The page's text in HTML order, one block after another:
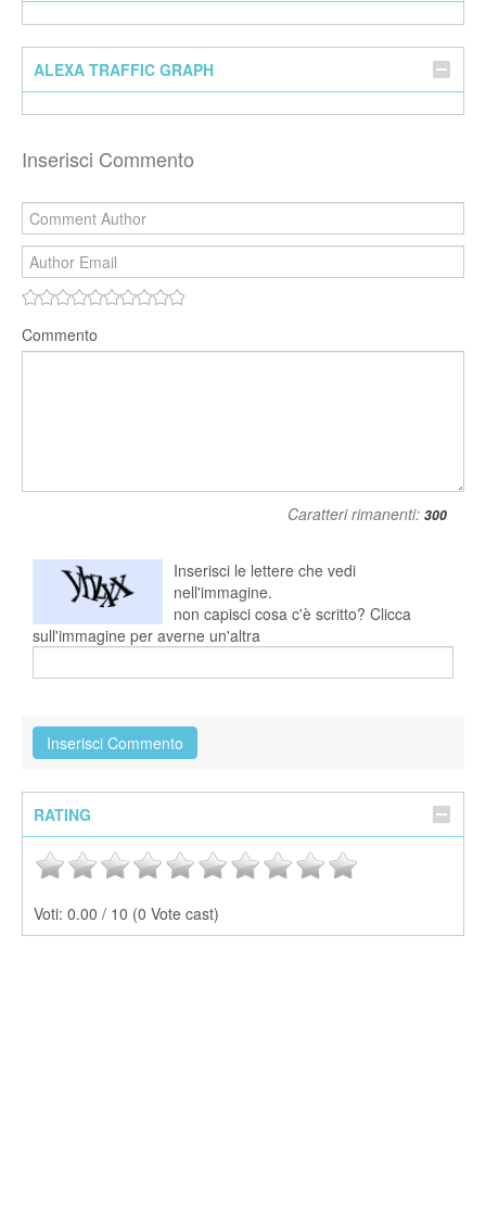
ALEXA TRAFFIC GRAPH
Inserisci Commento
Commento
Caratteri rimanenti:
Inserisci le lettere che vedi
nell'immagine.
non capisci cosa c'è scritto? Clicca
sull'immagine per averne un'altra
RATING
Voti: 0.00 / 10 (0 Vote cast)